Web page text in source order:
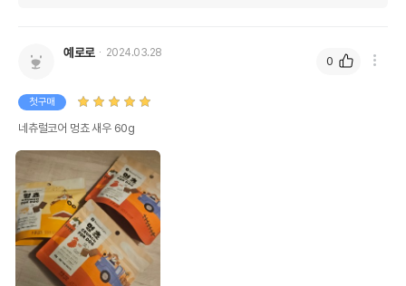
예로로 2024.03.28
첫구매
네츄럴코어 멍쵸 새우 60g
0